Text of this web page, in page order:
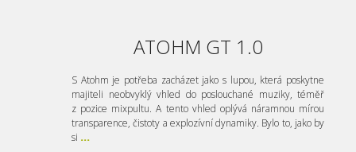
ATOHM GT 1.0
S Atohm je potřeba zacházet jako s lupou, která poskytne
majiteli neobvyklý vhled do poslouchané muziky, téměř
z pozice mixpultu. A tento vhled oplývá náramnou mírou
transparence, čistoty a explozívní dynamiky. Bylo to, jako by
si ...